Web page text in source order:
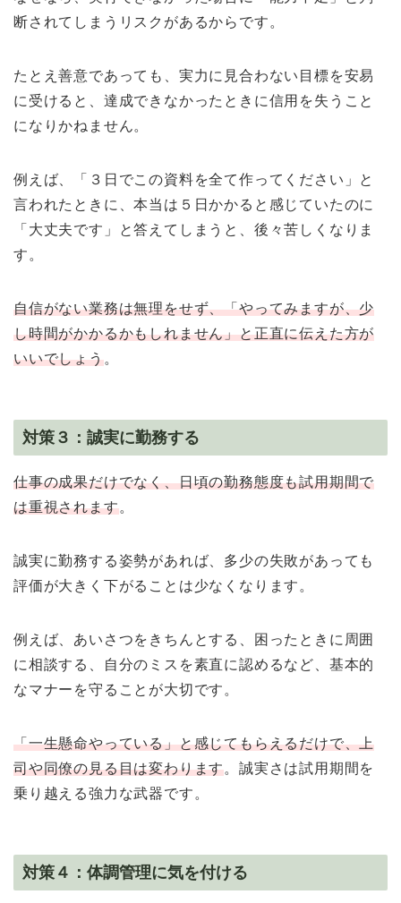
断されてしまうリスクがあるからです。
たとえ善意であっても、実力に見合わない目標を安易
に受けると、達成できなかったときに信用を失うこと
になりかねません。
例えば、「３日でこの資料を全て作ってください」と
言われたときに、本当は５日かかると感じていたのに
「大丈夫です」と答えてしまうと、後々苦しくなりま
す。
自信がない業務は無理をせず、「やってみますが、少
し時間がかかるかもしれません」と正直に伝えた方が
いいでしょう。
対策３：誠実に勤務する
仕事の成果だけでなく、日頃の勤務態度も試用期間で
は重視されます。
誠実に勤務する姿勢があれば、多少の失敗があっても
評価が大きく下がることは少なくなります。
例えば、あいさつをきちんとする、困ったときに周囲
に相談する、自分のミスを素直に認めるなど、基本的
なマナーを守ることが大切です。
「一生懸命やっている」と感じてもらえるだけで、上
司や同僚の見る目は変わります。誠実さは試用期間を
乗り越える強力な武器です。
対策４：体調管理に気を付ける